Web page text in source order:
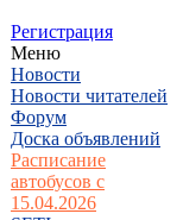
Регистрация
Меню
Новости
Новости читателей
Форум
Доска объявлений
Расписание
автобусов с
15.04.2026